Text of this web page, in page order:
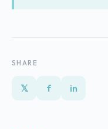
SHARE
𝕏 f in